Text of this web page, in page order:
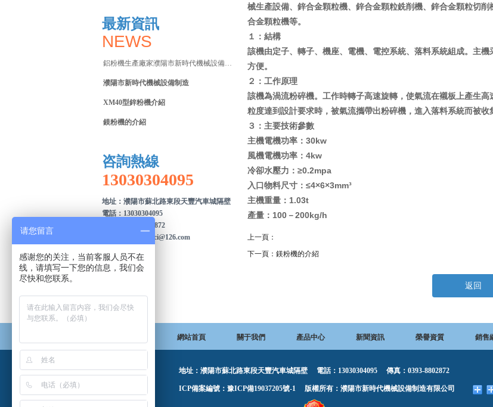
最新資訊
NEWS
鋁粉機生產廠家濮陽市新時代機械設備有限公
濮陽市新時代機械設備制造
XM40型鋅粉機介紹
鎂粉機的介紹
咨詢熱線
13030304095
地址：濮陽市蘇北路東段天豐汽車城隔壁
電話：13030304095
傳真：0393-8802872
郵箱：xiaochengci@126.com
械生產設備、鋅合金顆粒機、鋅合金顆粒銑削機、鋅合金顆粒切
合金顆粒機等。
１：結構
該機由定子、轉子、機座、電機、電控系統、落料系統組成。主
方便。
２：工作原理
該機為渦流粉碎機。工作時轉子高速旋轉，使氣流在襯板上產生
粒度達到設計要求時，被氣流攜帶出粉碎機，進入落料系統而被
３：主要技術參數
主機電機功率：30kw
風機電機功率：4kw
冷卻水壓力：≥0.2mpa
入口物料尺寸：≤4×6×3mm³
主機重量：1.03t
產量：100－200kg/h
上一頁：
下一頁： 鎂粉機的介紹
返回
網站首頁 關于我們 產品中心 新聞資訊 榮譽資質 銷售
地址：濮陽市蘇北路東段天豐汽車城隔壁 電話：13030304095 傳真：0393-8802872
ICP備案編號： 豫ICP備19037205號-1 版權所有：濮陽市新時代機械設備制造有限公司
请您留言
感谢您的关注，当前客服人员不在
线，请填写一下您的信息，我们会
尽快和您联系。